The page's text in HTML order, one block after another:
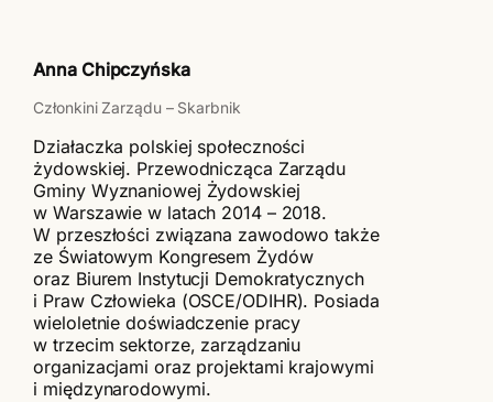
Anna Chipczyńska
Członkini Zarządu – Skarbnik
Działaczka polskiej społeczności
żydowskiej. Przewodnicząca Zarządu
Gminy Wyznaniowej Żydowskiej
w Warszawie w latach 2014 – 2018.
W przeszłości związana zawodowo także
ze Światowym Kongresem Żydów
oraz Biurem Instytucji Demokratycznych
i Praw Człowieka (OSCE/ODIHR). Posiada
wieloletnie doświadczenie pracy
w trzecim sektorze, zarządzaniu
organizacjami oraz projektami krajowymi
i międzynarodowymi.